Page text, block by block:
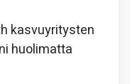
kasvuyritysten
huolimatta